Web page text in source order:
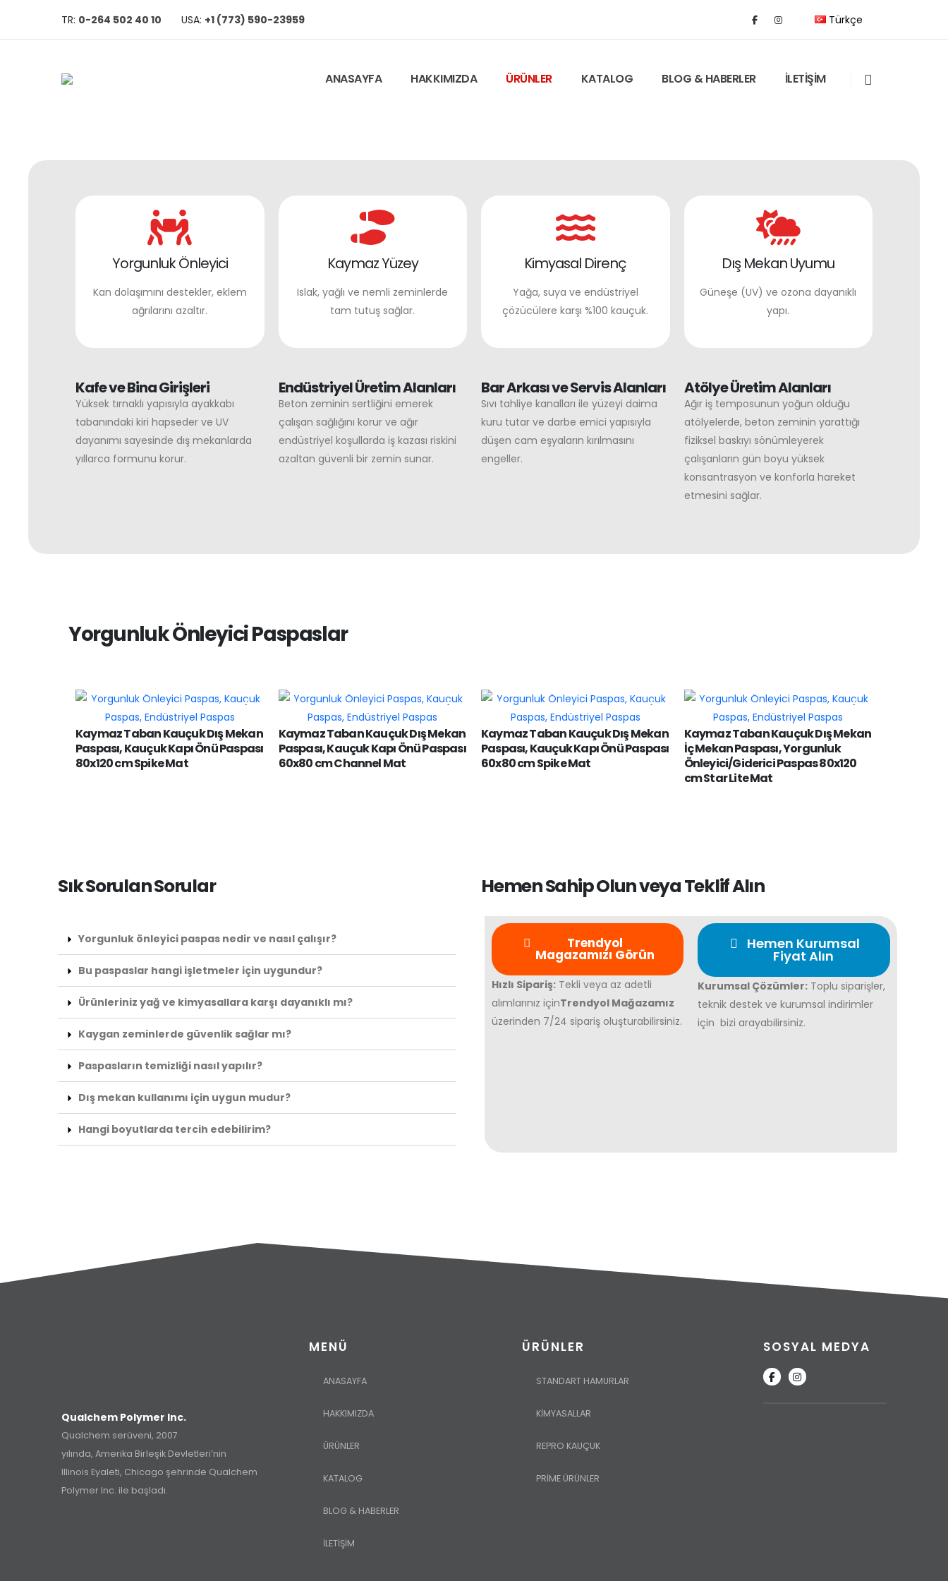
TR: 0-264 502 40 10 USA: +1 (773) 590-23959 Türkçe
ANASAYFA HAKKIMIZDA ÜRÜNLER KATALOG BLOG & HABERLER İLETİŞİM
Yorgunluk Önleyici
Kan dolaşımını destekler, eklem
ağrılarını azaltır.
Kafe ve Bina Girişleri
Yüksek tırnaklı yapısıyla ayakkabı
tabanındaki kiri hapseder ve UV
dayanımı sayesinde dış mekanlarda
yıllarca formunu korur.
Kaymaz Yüzey
Islak, yağlı ve nemli zeminlerde
tam tutuş sağlar.
Endüstriyel Üretim Alanları
Beton zeminin sertliğini emerek
çalışan sağlığını korur ve ağır
endüstriyel koşullarda iş kazası riskini
azaltan güvenli bir zemin sunar.
Kimyasal Direnç
Yağa, suya ve endüstriyel
çözücülere karşı %100 kauçuk.
Bar Arkası ve Servis Alanları
Sıvı tahliye kanalları ile yüzeyi daima
kuru tutar ve darbe emici yapısıyla
düşen cam eşyaların kırılmasını
engeller.
Dış Mekan Uyumu
Güneşe (UV) ve ozona dayanıklı
yapı.
Atölye Üretim Alanları
Ağır iş temposunun yoğun olduğu
atölyelerde, beton zeminin yarattığı
fiziksel baskıyı sönümleyerek
çalışanların gün boyu yüksek
konsantrasyon ve konforla hareket
etmesini sağlar.
Yorgunluk Önleyici Paspaslar
Kaymaz Taban Kauçuk Dış Mekan
Paspası, Kauçuk Kapı Önü Paspası
80x120 cm Spike Mat
Kaymaz Taban Kauçuk Dış Mekan
Paspası, Kauçuk Kapı Önü Paspası
60x80 cm Channel Mat
Kaymaz Taban Kauçuk Dış Mekan
Paspası, Kauçuk Kapı Önü Paspası
60x80 cm Spike Mat
Kaymaz Taban Kauçuk Dış Mekan
İç Mekan Paspası, Yorgunluk
Önleyici/Giderici Paspas 80x120
cm Star Lite Mat
Sık Sorulan Sorular Hemen Sahip Olun veya Teklif Alın
Yorgunluk önleyici paspas nedir ve nasıl çalışır?
Bu paspaslar hangi işletmeler için uygundur?
Ürünleriniz yağ ve kimyasallara karşı dayanıklı mı?
Kaygan zeminlerde güvenlik sağlar mı?
Paspasların temizliği nasıl yapılır?
Dış mekan kullanımı için uygun mudur?
Hangi boyutlarda tercih edebilirim?
Trendyol
Magazamızı Görün
Hızlı Sipariş:Tekli veya az adetli
alımlarınız içinTrendyol Mağazamız
üzerinden 7/24 sipariş oluşturabilirsiniz.
Hemen Kurumsal
Fiyat Alın
Kurumsal Çözümler: Toplu siparişler,
teknik destek ve kurumsal indirimler
için bizi arayabilirsiniz.
Qualchem Polymer Inc.
Qualchem serüveni, 2007
yılında, Amerika Birleşik Devletleri’nin
Illinois Eyaleti, Chicago şehrinde Qualchem
Polymer Inc. ile başladı.
MENÜ
ANASAYFA
HAKKIMIZDA
ÜRÜNLER
KATALOG
BLOG & HABERLER
İLETİŞİM
ÜRÜNLER
STANDART HAMURLAR
KİMYASALLAR
REPRO KAUÇUK
PRİME ÜRÜNLER
SOSYAL MEDYA